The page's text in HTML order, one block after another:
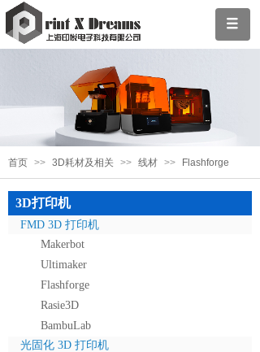
首页 >> 3D耗材及相关 >> 线材 >> Flashforge
3D打印机
FMD 3D 打印机
Makerbot
Ultimaker
Flashforge
Rasie3D
BambuLab
光固化 3D 打印机